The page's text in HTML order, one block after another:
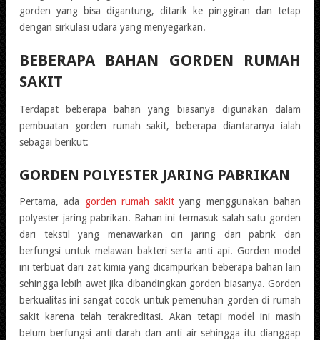
gorden yang bisa digantung, ditarik ke pinggiran dan tetap
dengan sirkulasi udara yang menyegarkan.
BEBERAPA BAHAN GORDEN RUMAH
SAKIT
Terdapat beberapa bahan yang biasanya digunakan dalam
pembuatan gorden rumah sakit, beberapa diantaranya ialah
sebagai berikut:
GORDEN POLYESTER JARING PABRIKAN
Pertama, ada gorden rumah sakit yang menggunakan bahan
polyester jaring pabrikan. Bahan ini termasuk salah satu gorden
dari tekstil yang menawarkan ciri jaring dari pabrik dan
berfungsi untuk melawan bakteri serta anti api. Gorden model
ini terbuat dari zat kimia yang dicampurkan beberapa bahan lain
sehingga lebih awet jika dibandingkan gorden biasanya. Gorden
berkualitas ini sangat cocok untuk pemenuhan gorden di rumah
sakit karena telah terakreditasi. Akan tetapi model ini masih
belum berfungsi anti darah dan anti air sehingga itu dianggap